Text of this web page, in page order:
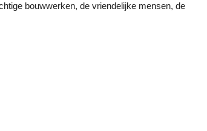
bouwwerken, de vriendelijke mensen, de